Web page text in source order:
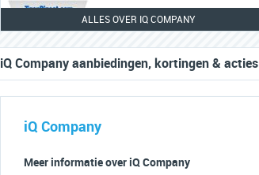
ALLES OVER IQ COMPANY
iQ Company aanbiedingen, kortingen & acties
iQ Company
Meer informatie over iQ Company